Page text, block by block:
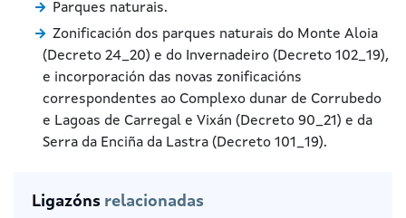
Parques naturais.
Zonificación dos parques naturais do Monte Aloia
(Decreto 24_20) e do Invernadeiro (Decreto 102_19),
e incorporación das novas zonificacións
correspondentes ao Complexo dunar de Corrubedo
e Lagoas de Carregal e Vixán (Decreto 90_21) e da
Serra da Enciña da Lastra (Decreto 101_19).
Ligazóns relacionadas